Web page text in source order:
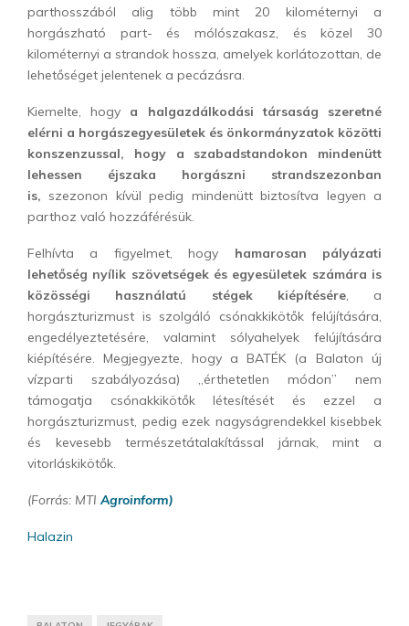
parthosszából alig több mint 20 kilométernyi a
horgászható part- és mólószakasz, és közel 30
kilométernyi a strandok hossza, amelyek korlátozottan, de
lehetőséget jelentenek a pecázásra.
Kiemelte, hogy a halgazdálkodási társaság szeretné
elérni a horgászegyesületek és önkormányzatok közötti
konszenzussal, hogy a szabadstandokon mindenütt
lehessen éjszaka horgászni strandszezonban
is, szezonon kívül pedig mindenütt biztosítva legyen a
parthoz való hozzáférésük.
Felhívta a figyelmet, hogy hamarosan pályázati
lehetőség nyílik szövetségek és egyesületek számára is
közösségi használatú stégek kiépítésére, a
horgászturizmust is szolgáló csónakkikötők felújítására,
engedélyeztetésére, valamint sólyahelyek felújítására
kiépítésére. Megjegyezte, hogy a BATÉK (a Balaton új
vízparti szabályozása) „érthetetlen módon” nem
támogatja csónakkikötők létesítését és ezzel a
horgászturizmust, pedig ezek nagyságrendekkel kisebbek
és kevesebb természetátalakítással járnak, mint a
vitorláskikötők.
(Forrás: MTI Agroinform)
Halazin